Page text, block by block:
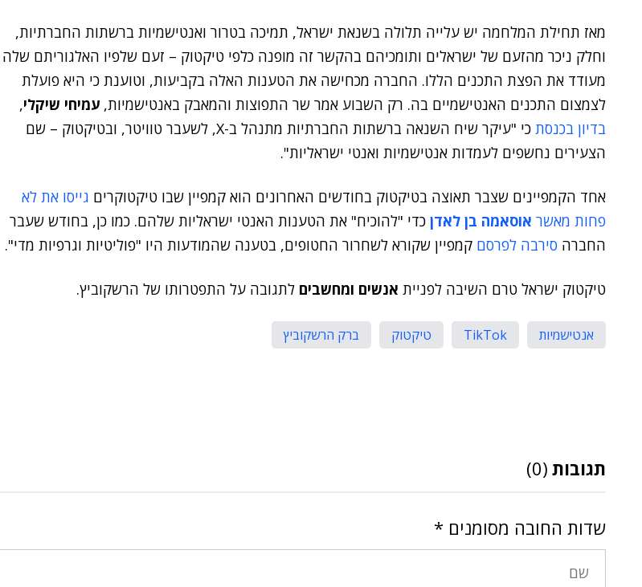
מאז תחילת המלחמה יש עלייה תלולה בשנאת ישראל, תמיכה בטרור ואנטישמיות ברשתות החברתיות,
וחלק ניכר מהזעם של ישראלים ותומכיהם בהקשר זה מופנה כלפי טיקטוק – זעם שלפיו האלגוריתם שלה
מעודד את הפצת התכנים הללו. החברה מכחישה את הטענות האלה בקביעות, וטוענת כי היא פועלת
לצמצום התכנים האנטישמיים בה. רק השבוע אמר שר התפוצות והמאבק באנטישמיות, עמיחי שיקלי,
בדיון בכנסת
כי "עיקר שיח השנאה ברשתות החברתיות מתנהל ב-X, לשעבר טוויטר, ובטיקטוק – שם
הצעירים נחשפים לעמדות אנטישמיות ואנטי ישראליות".
אחד הקמפיינים שצבר תאוצה בטיקטוק בחודשים האחרונים הוא קמפיין שבו טיקטוקרים גייסו את לא
פחות מאשר אוסאמה בן לאדן כדי "להוכיח" את הטענות האנטי ישראליות שלהם. כמו כן, בחודש שעבר
החברה סירבה לפרסם קמפיין שקורא לשחרור החטופים, בטענה שהמודעות היו "פוליטיות וגרפיות מדי".
טיקטוק ישראל טרם השיבה לפניית אנשים ומחשבים לתגובה על התפטרותו של הרשקוביץ.
אנטישמיות TikTok טיקטוק ברק הרשקוביץ
תגובות (0)
שדות החובה מסומנים *